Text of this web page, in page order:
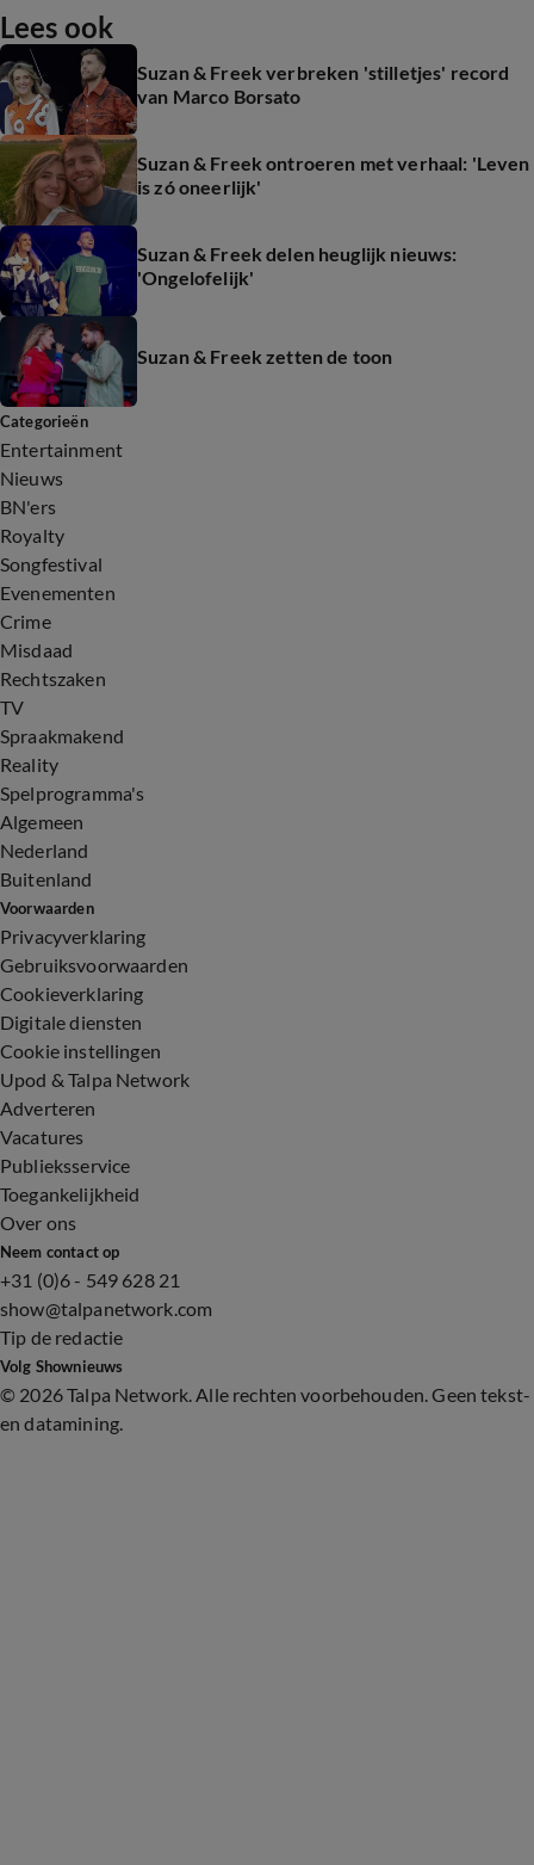
Lees ook
Suzan & Freek verbreken 'stilletjes' record
van Marco Borsato
Suzan & Freek ontroeren met verhaal: 'Leven
is zó oneerlijk'
Suzan & Freek delen heuglijk nieuws:
'Ongelofelijk'
Suzan & Freek zetten de toon
Categorieën
Entertainment
Nieuws
BN'ers
Royalty
Songfestival
Evenementen
Crime
Misdaad
Rechtszaken
TV
Spraakmakend
Reality
Spelprogramma's
Algemeen
Nederland
Buitenland
Voorwaarden
Privacyverklaring
Gebruiksvoorwaarden
Cookieverklaring
Digitale diensten
Cookie instellingen
Upod & Talpa Network
Adverteren
Vacatures
Publieksservice
Toegankelijkheid
Over ons
Neem contact op
+31 (0)6 - 549 628 21
show@talpanetwork.com
Tip de redactie
Volg Shownieuws
© 2026 Talpa Network. Alle rechten voorbehouden. Geen tekst-
en datamining.